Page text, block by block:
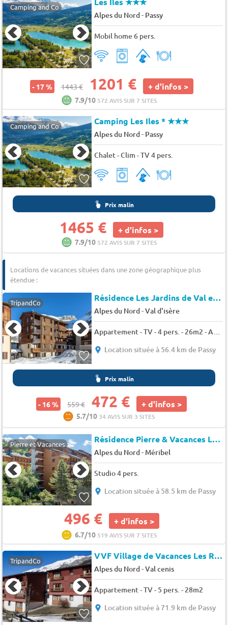
Camping and Co
Alpes du Nord- Passy
Mobil home 6 pers.
- 17 % 1443 € 1201 € + d'infos >
7.9/10 572 AVIS SUR 7 SITES
Camping and Co Camping Les Iles *★★★
Alpes du Nord- Passy
Chalet - Clim - TV 4 pers.
Prix malin
1465 € + d'infos >
7.9/10 572 AVIS SUR 7 SITES
Locations de vacances situées dans une zone géographique plus
étendue :
TripandCo Résidence Les Jardins de Val et les Verdets
Alpes du Nord-Val d'isère
Location située à 56.4 km de Passy
Prix malin
- 16 % 559 € 472 € + d'infos >
5.7/10 34 AVIS SUR 3 SITES
Pierre et Vacances Résidence Pierre & Vacances Les Ravines*
Alpes du Nord- Méribel
Studio 4 pers.
Location située à 58.5 km de Passy
496 € + d'infos >
6.7/10 519 AVIS SUR 7 SITES
TripandCo VVF Village de Vacances Les Rives de l'Arc
Alpes du Nord-Val cenis
Appartement - TV - 5 pers. - 28m2
Location située à 71.9 km de Passy